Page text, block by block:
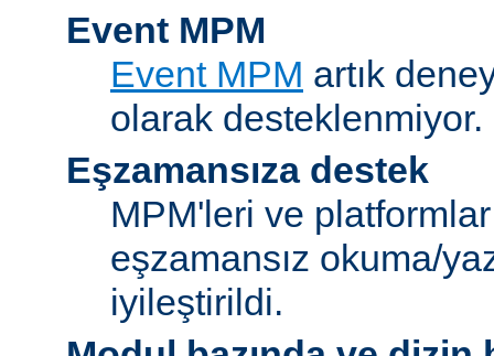
Event MPM
Event MPM artık
olarak desteklenmiyor.
Eşzamansıza destek
MPM'leri ve
eşzamansız okuma/
iyileştirildi.